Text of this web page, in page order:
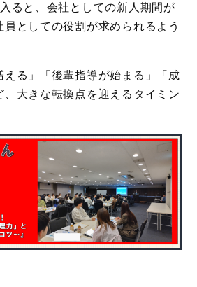
ると、会社としての新人期間が
としての役割が求められるよう
える」「後輩指導が始まる」「成
、大きな転換点を迎えるタイミン